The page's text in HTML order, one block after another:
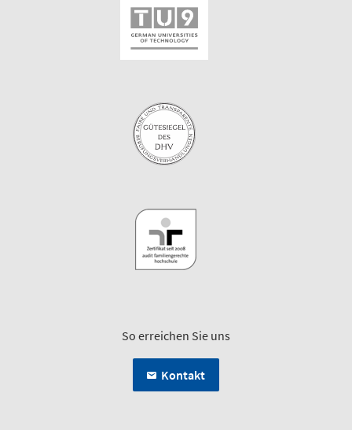
So erreichen Sie uns
Kontakt